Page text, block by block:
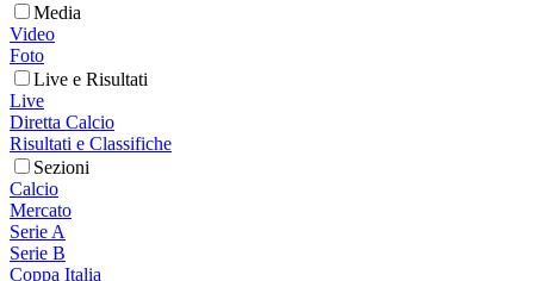
Media
Video
Foto
Live e Risultati
Live
Diretta Calcio
Risultati e Classifiche
Sezioni
Calcio
Mercato
Serie A
Serie B
Coppa Italia